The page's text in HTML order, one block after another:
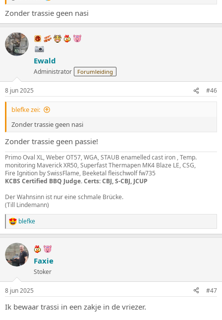
Zonder trassie geen nasi
Ewald
Administrator Forumleiding
8 jun 2025 #46
blefke zei:
Zonder trassie geen nasi
Zonder trassie geen passie!
Primo Oval XL, Weber OT57, WGA, STAUB enamelled cast iron , Temp.
monitoring Maverick XR50, Superfast Thermapen MK4 Blaze LE, CSG,
Fire Ignition by SwissFlame, Beeketal fleischwolf fw735
KCBS Certified BBQ Judge. Certs: CBJ, S-CBJ, JCUP
Der Wahnsinn ist nur eine schmale Brücke.
(Till Lindemann)
W
a
r
d
e
i
n
g
e
n
blefke
Faxie
Stoker
8 jun 2025 #47
Ik bewaar trassi in een zakje in de vriezer.